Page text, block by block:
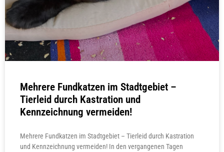
Mehrere Fundkatzen im Stadtgebiet –
Tierleid durch Kastration und
Kennzeichnung vermeiden!
Mehrere Fundkatzen im Stadtgebiet – Tierleid durch Kastration
und Kennzeichnung vermeiden! In den vergangenen Tagen